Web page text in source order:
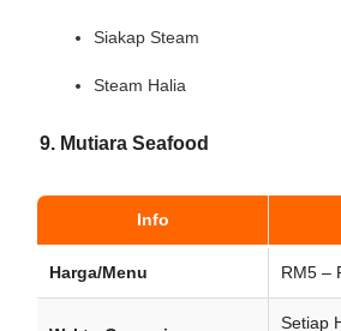
Siakap Steam
Steam Halia
9. Mutiara Seafood
Info
Harga/Menu RM5 –
Setiap